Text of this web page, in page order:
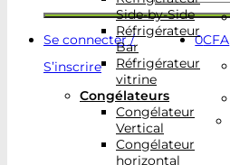
Se connecter /
S’inscrire
0CFA
Side-by-Side
Réfrigérateur
Bar
Réfrigérateur
vitrine
Congélateurs
Congélateur
Vertical
Congélateur
horizontal